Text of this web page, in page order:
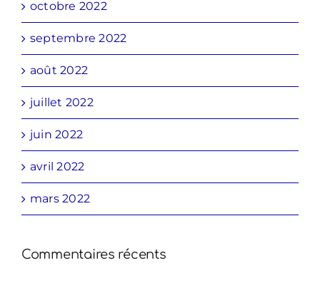
octobre 2022
septembre 2022
août 2022
juillet 2022
juin 2022
avril 2022
mars 2022
Commentaires récents